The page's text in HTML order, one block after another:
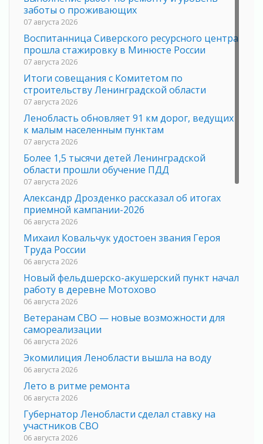
заботы о проживающих
07 августа 2026
Воспитанница Сиверского ресурсного центра
прошла стажировку в Минюсте России
07 августа 2026
Итоги совещания с Комитетом по
строительству Ленинградской области
07 августа 2026
Ленобласть обновляет 91 км дорог, ведущих
к малым населенным пунктам
07 августа 2026
Более 1,5 тысячи детей Ленинградской
области прошли обучение ПДД
07 августа 2026
Александр Дрозденко рассказал об итогах
приемной кампании-2026
06 августа 2026
Михаил Ковальчук удостоен звания Героя
Труда России
06 августа 2026
Новый фельдшерско-акушерский пункт начал
работу в деревне Мотохово
06 августа 2026
Ветеранам СВО — новые возможности для
самореализации
06 августа 2026
Экомилиция Ленобласти вышла на воду
06 августа 2026
Лето в ритме ремонта
06 августа 2026
Губернатор Ленобласти сделал ставку на
участников СВО
06 августа 2026